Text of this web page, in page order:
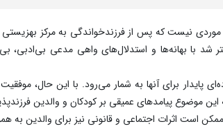
نیست که پس از فرزندخواندگی به مرکز بهزیستی
شد با بهانه‌ها و استدلال‌های واهی مدعی بی‌ادبی،
برای آنها به شمار می‌رود. با این حال،
پیامدهای عمیقی بر کودکان و والدین
است اثرات اجتماعی و قانونی نیز برای والدین به